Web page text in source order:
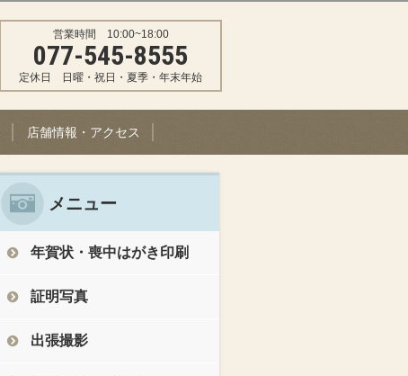
営業時間 10:00~18:00
077-545-8555
定休日 日曜・祝日・夏季・年末年始
店舗情報・アクセス
メニュー
年賀状・喪中はがき印刷
証明写真
出張撮影